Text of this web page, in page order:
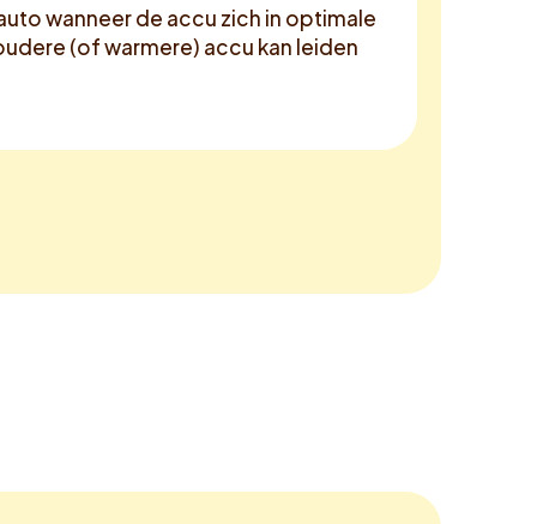
wanneer de accu zich in optimale
(of warmere) accu kan leiden